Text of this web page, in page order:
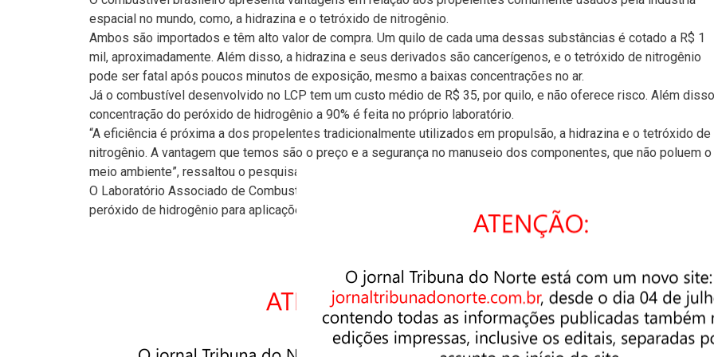
espacial no mundo, como, a hidrazina e o tetróxido de nitrogênio.
Ambos são importados e têm alto valor de compra. Um quilo de cada uma dessas substâncias é cotado a R$ 1
mil, aproximadamente. Além disso, a hidrazina e seus derivados são cancerígenos, e o tetróxido de nitrogênio
pode ser fatal após poucos minutos de exposição, mesmo a baixas concentrações no ar.
Já o combustível desenvolvido no LCP tem um custo médio de R$ 35, por quilo, e não oferece risco. Além
concentração do peróxido de hidrogênio a 90% é feita no próprio laboratório.
“A eficiência é próxima a dos propelentes tradicionalmente utilizados em propulsão, a hidrazina e o tetróxido de
nitrogênio. A vantagem que temos são o preço e a segurança no manuseio dos componentes, que não poluem o
meio ambiente”, ressaltou o pesquisador.
O Laboratório Associado de Combustão e Propulsão é o único laboratório no Brasil capaz de concentrar o
peróxido de hidrogênio para aplicações aeroespaciais.